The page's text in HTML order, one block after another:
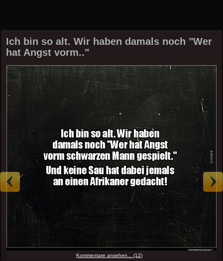
Ich bin so alt. Wir haben damals noch "Wer
hat Angst vorm.."
Kommentare ansehen... (12)